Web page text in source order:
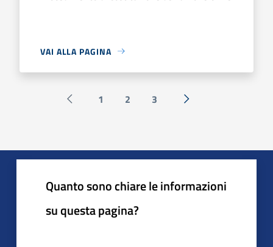
VAI ALLA PAGINA
Pagina precedente
1 2 3 Successiva »
Quanto sono chiare le informazioni
su questa pagina?